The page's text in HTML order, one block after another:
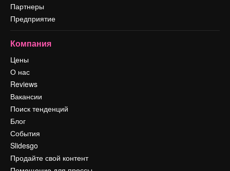
Партнеры
Предприятие
Компания
Цены
О нас
Reviews
Вакансии
Поиск тенденций
Блог
События
Slidesgo
Продайте свой контент